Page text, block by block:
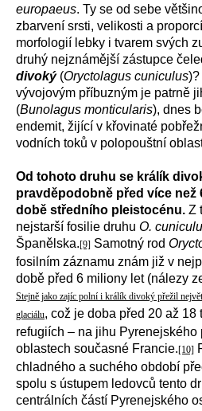
europaeus. Ty se od sebe
zbarvení srsti, velikosti a
morfologií lebky i tvarem svých
druhý nejznámější zástupce
divoký(Oryctolagus cuniculus
vývojovým příbuzným je patrně
(Bunolagus monticularis), dnes
endemit, žijící v křovinaté
vodních toků v polopouštní
Od tohoto druhu se králík
pravděpodobně před více než
době středního pleistocénu. Z
nejstarší fosilie druhu O.
Španělska.[9] Samotný rod
fosilním záznamu znám již v
době před 6 miliony let (nálezy
Stejně jako zajíc polní i králík divoký přežil
glaciálu, což je doba před 20 až 18
refugiích – na jihu Pyrenejského
oblastech současné Francie.[10]
chladného a suchého období
spolu s ústupem ledovců tento
centrálních částí Pyrenejského